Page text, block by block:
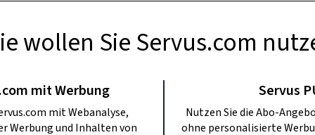
&
wollen Sie Servus.com
mit Werbung
mit Webanalyse,
Werbung und Inhalten von
Servus
Nutzen Sie die Abo-
ohne personalisierte